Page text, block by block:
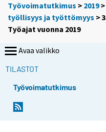
Työvoimatutkimus > 2019>
työllisyys ja työttömyys > 3
Työajat vuonna 2019
Avaa valikko
TILASTOT
Työvoimatutkimus